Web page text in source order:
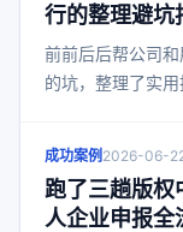
行的整理避坑
前前后后帮公司
的坑，整理了实
成功案例2026-06-
跑了三趟版权
人企业申报全